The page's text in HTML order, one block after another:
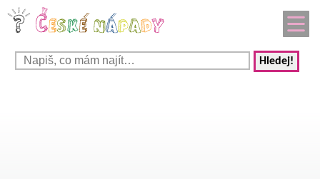
Hledej!